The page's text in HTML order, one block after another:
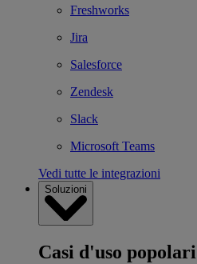
Freshworks
Jira
Salesforce
Zendesk
Slack
Microsoft Teams
Vedi tutte le integrazioni
Soluzioni
Casi d'uso popolari